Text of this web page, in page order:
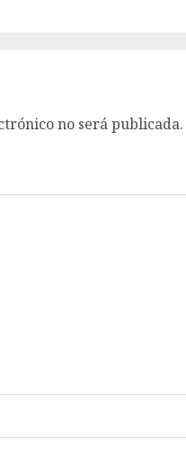
no será publicada.